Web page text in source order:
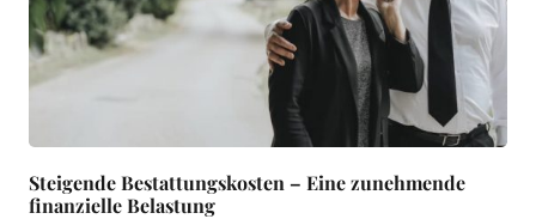
Steigende Bestattungskosten – Eine zunehmende
finanzielle Belastung